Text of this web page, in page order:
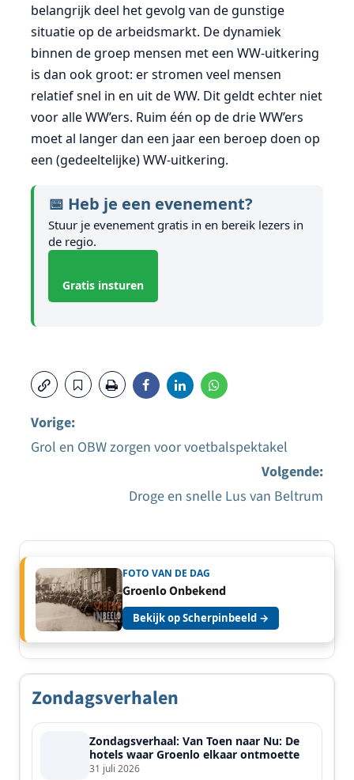
belangrijk deel het gevolg van de gunstige
situatie op de arbeidsmarkt. De dynamiek
binnen de groep mensen met een WW-uitkering
is dan ook groot: er stromen veel mensen
relatief snel in en uit de WW. Dit geldt echter niet
voor alle WW’ers. Ruim één op de drie WW’ers
moet al langer dan een jaar een beroep doen op
een (gedeeltelijke) WW-uitkering.
📅 Heb je een evenement?
Stuur je evenement gratis in en bereik lezers in
de regio.
Gratis insturen
Vorige:
Grol en OBW zorgen voor voetbalspektakel
Volgende:
Droge en snelle Lus van Beltrum
FOTO VAN DE DAG
Groenlo Onbekend
Bekijk op Scherpinbeeld →
Zondagsverhalen
Zondagsverhaal: Van Toen naar Nu: De
hotels waar Groenlo elkaar ontmoette
31 juli 2026